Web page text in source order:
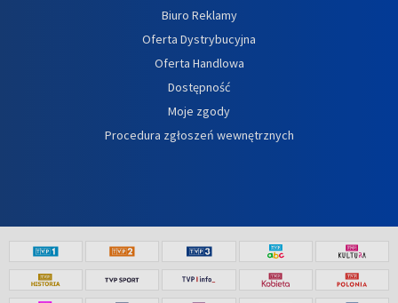
Biuro Reklamy
Oferta Dystrybucyjna
Oferta Handlowa
Dostępność
Moje zgody
Procedura zgłoszeń wewnętrznych